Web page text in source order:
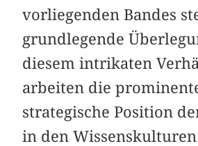
vorliegenden Bandes
grundlegende
diesem intrikaten
arbeiten die
strategische Position
in den